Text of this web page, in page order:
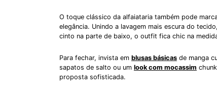
O toque clássico da alfaiataria também pode
elegância. Unindo a lavagem mais escura do
cinto na parte de baixo, o outfit fica chic na
Para fechar, invista em blusas básicas de manga
sapatos de salto ou um look com mocassim
proposta sofisticada.